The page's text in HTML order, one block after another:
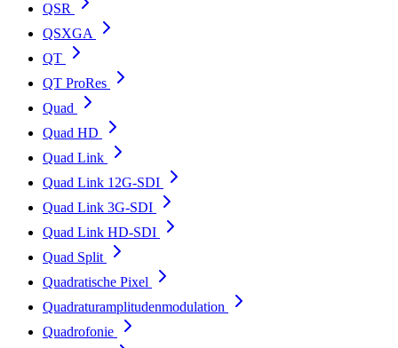
QSR
QSXGA
QT
QT ProRes
Quad
Quad HD
Quad Link
Quad Link 12G-SDI
Quad Link 3G-SDI
Quad Link HD-SDI
Quad Split
Quadratische Pixel
Quadraturamplitudenmodulation
Quadrofonie